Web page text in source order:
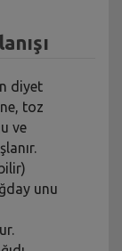
diyet
toz
ve
unu